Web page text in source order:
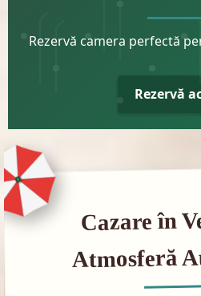
Rezervă camera perfectă
Rezervă
Cazare în
Atmosferă